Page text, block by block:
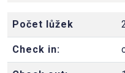
Počet lůžek
Check in: